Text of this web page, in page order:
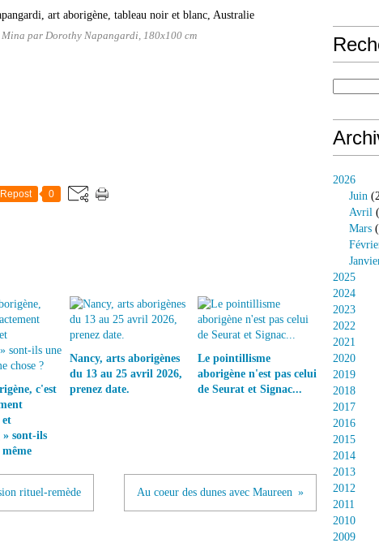
Mina par Dorothy Napangardi, 180x100 cm
Repost 0
c'est
et
sont-ils
Nancy, arts aborigènes
du 13 au 25 avril 2026,
prenez date.
Le pointillisme
aborigène n'est pas celui
de Seurat et Signac...
rituel-remède Au coeur des dunes avec Maureen
2026
Juin
Avril
Mars
2025
2024
2023
2022
2021
2020
2019
2018
2017
2016
2015
2014
2013
2012
2011
2010
2009